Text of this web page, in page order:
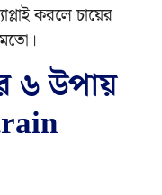
করলে চায়ের
৬ উপায়